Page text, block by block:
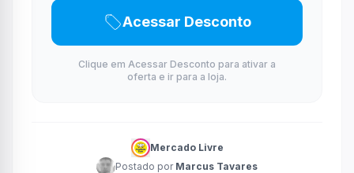
Acessar Desconto
Clique em Acessar Desconto para ativar a
oferta e ir para a loja.
Mercado Livre
Postado por Marcus Tavares